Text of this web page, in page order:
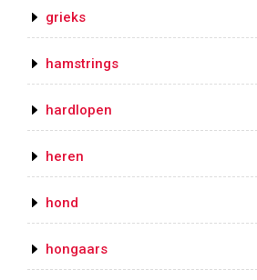
grieks
hamstrings
hardlopen
heren
hond
hongaars